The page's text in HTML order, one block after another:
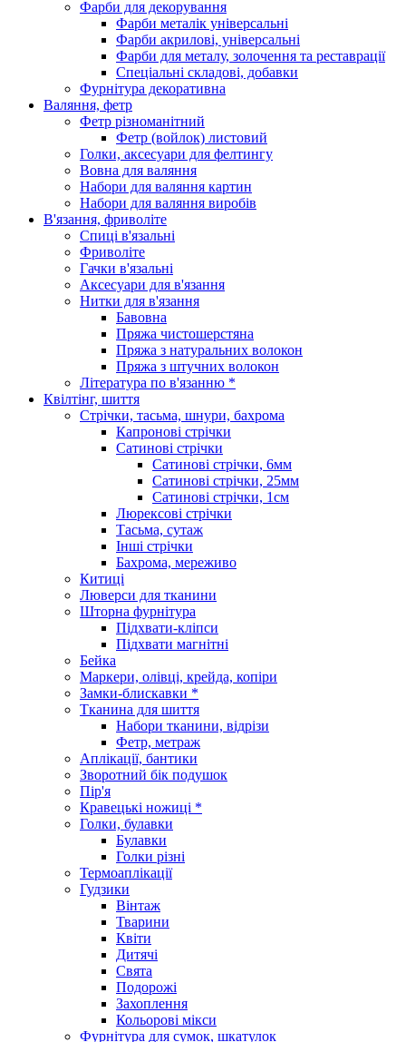
Фарби для декорування
Фарби металік універсальні
Фарби акрилові, універсальні
Фарби для металу, золочення та реставрації
Спеціальні складові, добавки
Фурнітура декоративна
Валяння, фетр
Фетр різноманітний
Фетр (войлок) листовий
Голки, аксесуари для фелтингу
Вовна для валяння
Набори для валяння картин
Набори для валяння виробів
В'язання, фриволіте
Спиці в'язальні
Фриволіте
Гачки в'язальні
Аксесуари для в'язання
Нитки для в'язання
Бавовна
Пряжа чистошерстяна
Пряжа з натуральних волокон
Пряжа з штучних волокон
Література по в'язанню *
Квілтінг, шиття
Стрічки, тасьма, шнури, бахрома
Капронові стрічки
Сатинові стрічки
Сатинові стрічки, 6мм
Сатинові стрічки, 25мм
Сатинові стрічки, 1см
Люрексові стрічки
Тасьма, сутаж
Інші стрічки
Бахрома, мереживо
Китиці
Люверси для тканини
Шторна фурнітура
Підхвати-кліпси
Підхвати магнітні
Бейка
Маркери, олівці, крейда, копіри
Замки-блискавки *
Тканина для шиття
Набори тканини, відрізи
Фетр, метраж
Аплікації, бантики
Зворотний бік подушок
Пір'я
Кравецькі ножиці *
Голки, булавки
Булавки
Голки різні
Термоаплікації
Гудзики
Вінтаж
Тварини
Квіти
Дитячі
Свята
Подорожі
Захоплення
Кольорові мікси
Фурнітура для сумок, шкатулок